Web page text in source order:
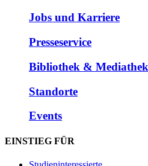
Jobs und Karriere
Presseservice
Bibliothek & Mediathek
Standorte
Events
EINSTIEG FÜR